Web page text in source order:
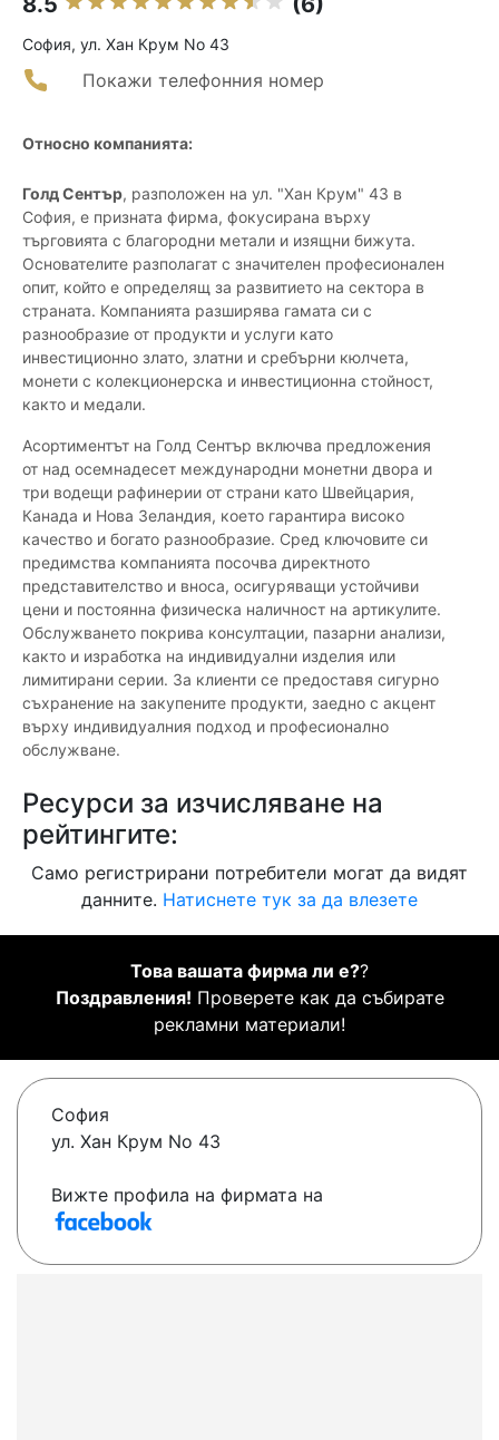
София, ул. Хан Крум No 43
Покажи телефонния номер
Относно компанията:
Голд Сентър, разположен на ул. "Хан Крум" 43 в
София, е призната фирма, фокусирана върху
търговията с благородни метали и изящни бижута.
Основателите разполагат с значителен професионален
опит, който е определящ за развитието на сектора в
страната. Компанията разширява гамата си с
разнообразие от продукти и услуги като
инвестиционно злато, златни и сребърни кюлчета,
монети с колекционерска и инвестиционна стойност,
както и медали.
Асортиментът на Голд Сентър включва предложения
от над осемнадесет международни монетни двора и
три водещи рафинерии от страни като Швейцария,
Канада и Нова Зеландия, което гарантира високо
качество и богато разнообразие. Сред ключовите си
предимства компанията посочва директното
представителство и вноса, осигуряващи устойчиви
цени и постоянна физическа наличност на артикулите.
Обслужването покрива консултации, пазарни анализи,
както и изработка на индивидуални изделия или
лимитирани серии. За клиенти се предоставя сигурно
съхранение на закупените продукти, заедно с акцент
върху индивидуалния подход и професионално
обслужване.
Ресурси за изчисляване на
рейтингите:
Само регистрирани потребители могат да видят
данните. Натиснете тук за да влезете
Това вашата фирма ли е??
Поздравления! Проверете как да събирате
рекламни материали!
София
ул. Хан Крум No 43
Вижте профила на фирмата на